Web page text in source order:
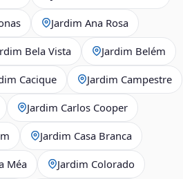
Jardim Ana Rosa
Bela Vista Jardim Belém
Cacique Jardim Campestre
Jardim Carlos Cooper
Jardim Casa Branca
Méa Jardim Colorado